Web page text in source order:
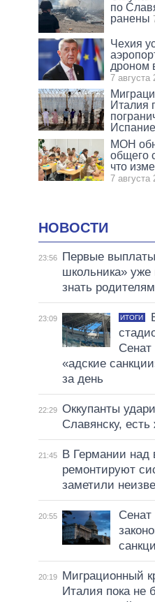
по
ранены
Чехия
дроном
7 августа
Италия
МОН
общего
что
7 августа
НОВОСТИ
23:56
Первые
школьника» уже
знать родителям
23:09 ИТОГИ
«адские
за день
22:29 Оккупанты
Славянску,
21:45
В Германии над
ремонтируют
заметили
20:55
20:19
Миграционный
Италия пока не